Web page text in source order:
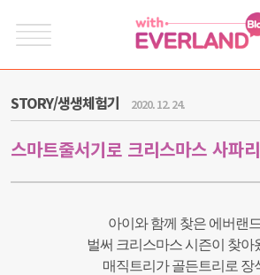
STORY/생생체험기 2020. 12. 24.
스마트줄서기로 크리스마스 사파
아이와 함께 찾은 에버랜
벌써 크리스마스 시즌이 찾아
매직트리가 골든트리로 장